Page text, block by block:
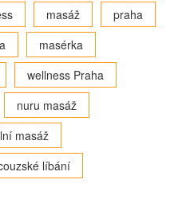
masáž
praha
masérka
wellness Praha
nuru masáž
masáž
líbání